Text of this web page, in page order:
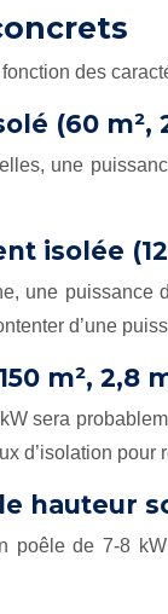
des
(60 m²,
une
isolée
une
d’une
m², 2,8
sera
d’isolation
hauteur
poêle de 7-8